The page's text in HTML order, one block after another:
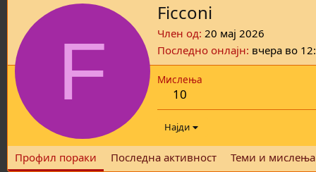
F
Ficconi
Член од 20 мај 2026
Последно онлајн вчера во
Мислења
10
Најди
Профил пораки Последна активност Теми и мислења